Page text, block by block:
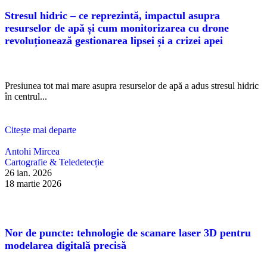
Stresul hidric – ce reprezintă, impactul asupra
resurselor de apă și cum monitorizarea cu drone
revoluționează gestionarea lipsei și a crizei apei
Presiunea tot mai mare asupra resurselor de apă a adus stresul hidric
în centrul...
Citește mai departe
Antohi Mircea
Cartografie & Teledetecție
26 ian. 2026
18 martie 2026
Nor de puncte: tehnologie de scanare laser 3D pentru
modelarea digitală precisă